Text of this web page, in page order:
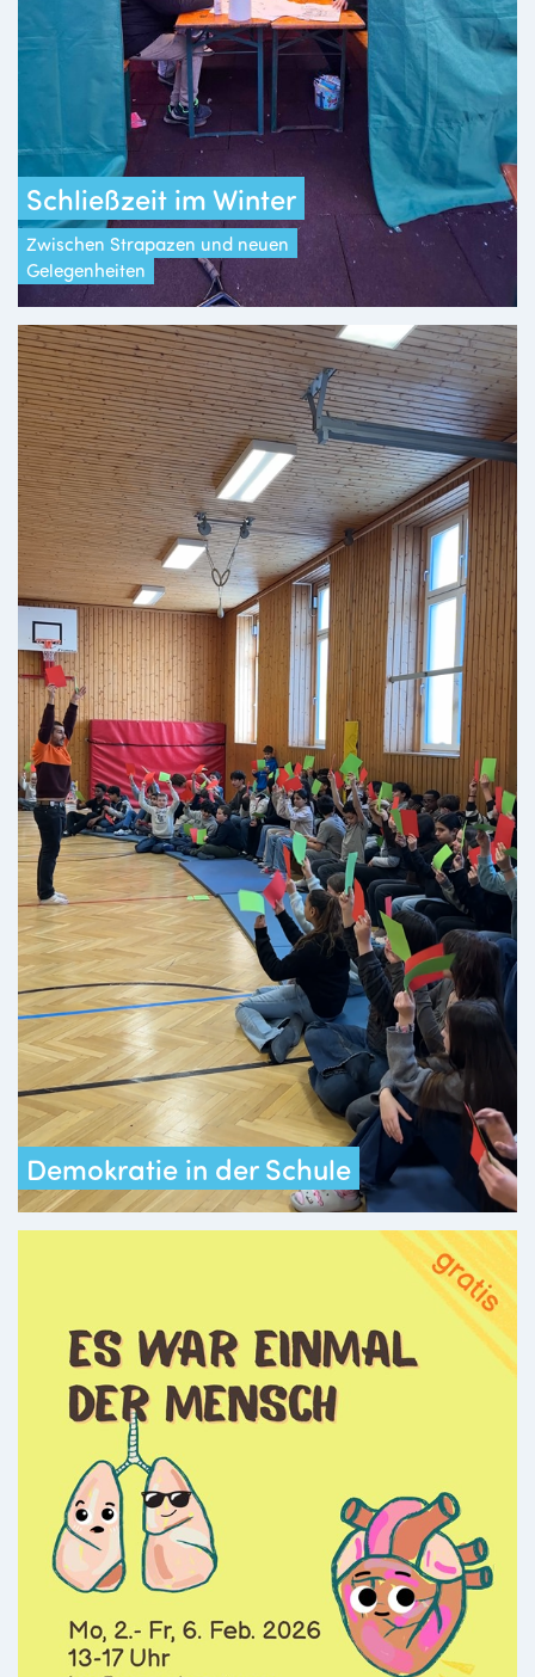
Schließzeit im Winter
Zwischen Strapazen und neuen
Gelegenheiten
Demokratie in der Schule